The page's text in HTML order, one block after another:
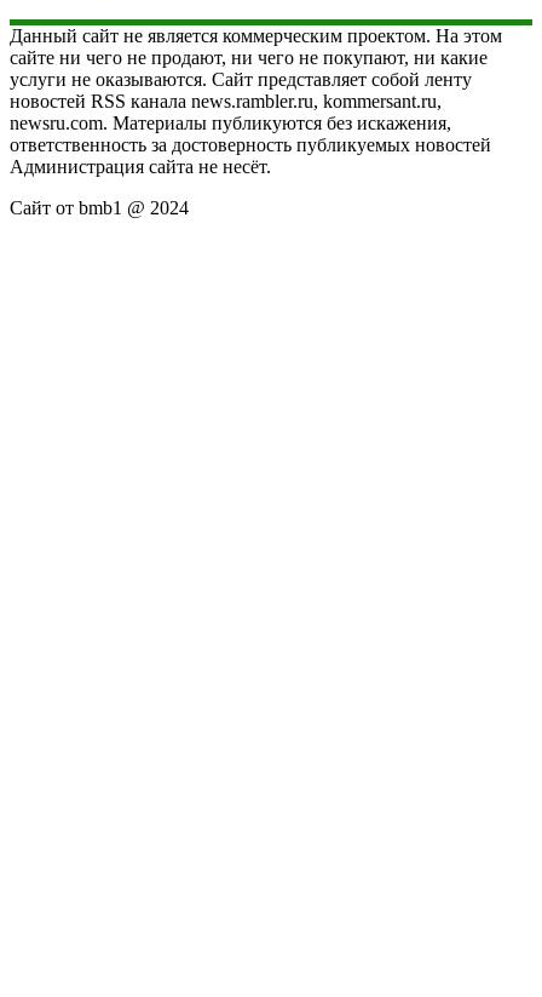
Данный сайт не является коммерческим проектом. На этом
сайте ни чего не продают, ни чего не покупают, ни какие
услуги не оказываются. Сайт представляет собой ленту
новостей RSS канала news.rambler.ru, kommersant.ru,
newsru.com. Материалы публикуются без искажения,
ответственность за достоверность публикуемых новостей
Администрация сайта не несёт.
Сайт от bmb1 @ 2024